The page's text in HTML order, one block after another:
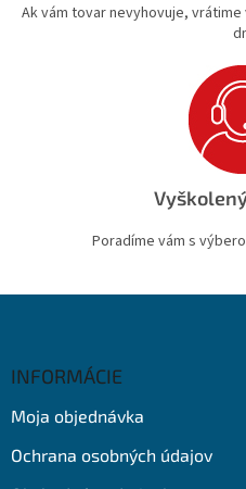
Ak vám tovar nevyhovuje,
Poradíme vám s
INFORMÁCIE
Moja objednávka
Ochrana osobných údajov